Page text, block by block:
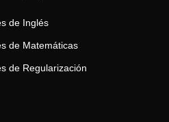
de Inglés
de Matemáticas
de Regularización